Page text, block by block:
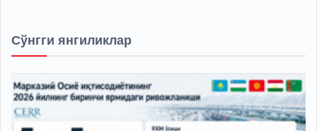
Сўнгги янгиликлар